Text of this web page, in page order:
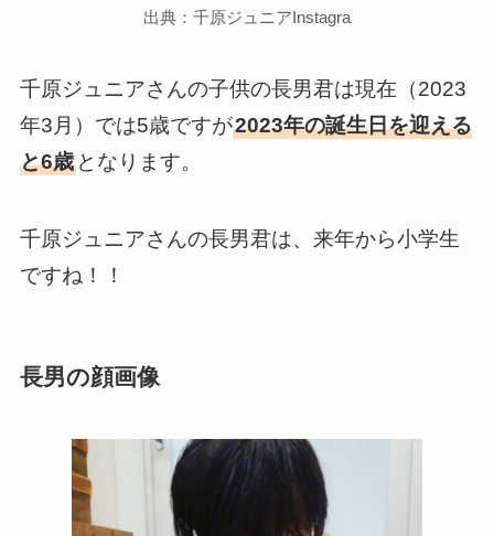
出典：千原ジュニアInstagra
千原ジュニアさんの子供の長男君は現在（2023
年3月）では5歳ですが2023年の誕生日を迎える
と6歳となります。
千原ジュニアさんの長男君は、来年から小学生
ですね！！
長男の顔画像